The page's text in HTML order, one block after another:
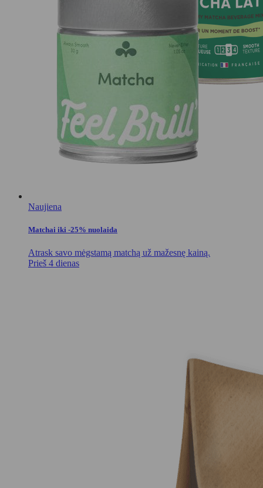
Naujiena
Matchai iki -25% nuolaida
Atrask savo mėgstamą matchą už mažesnę kainą.
Prieš 4 dienas